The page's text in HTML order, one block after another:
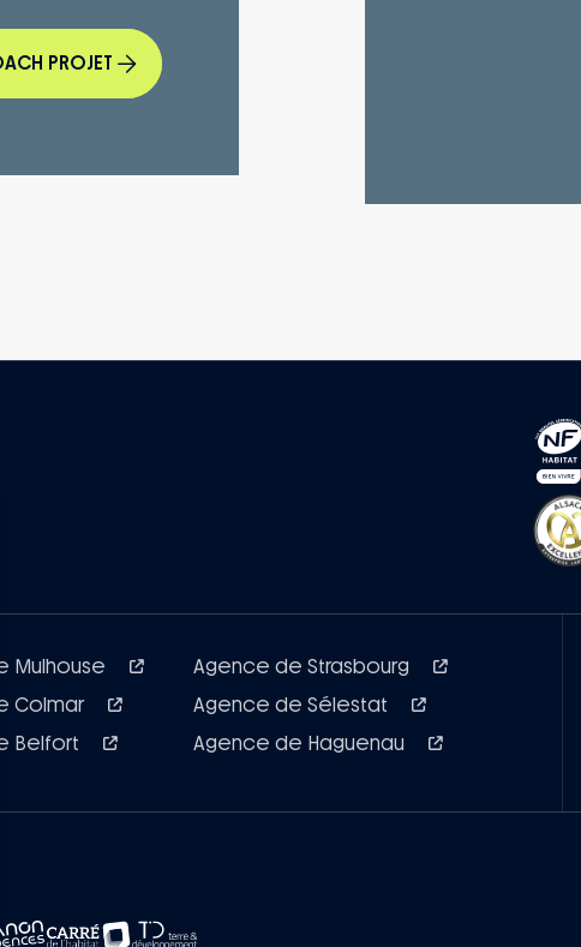
PROJET
Mulhouse
Agence de Strasbourg
Colmar
Agence de Sélestat
Belfort
Agence de Haguenau